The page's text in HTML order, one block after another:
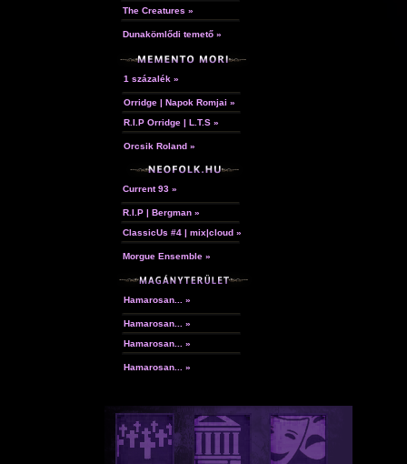
The Creatures »
Dunakömlődi temető »
1 százalék »
Orridge | Napok Romjai »
R.I.P Orridge | L.T.S »
Orcsik Roland »
Current 93 »
R.I.P | Bergman »
ClassicUs #4 | mix|cloud »
Morgue Ensemble »
Hamarosan... »
Hamarosan... »
Hamarosan... »
Hamarosan... »